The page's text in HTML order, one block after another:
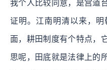
我个人比较同意，是宫道
证明。江南明清以来，
面，耕田制度有个特点，
思呢，田底就是法律上的